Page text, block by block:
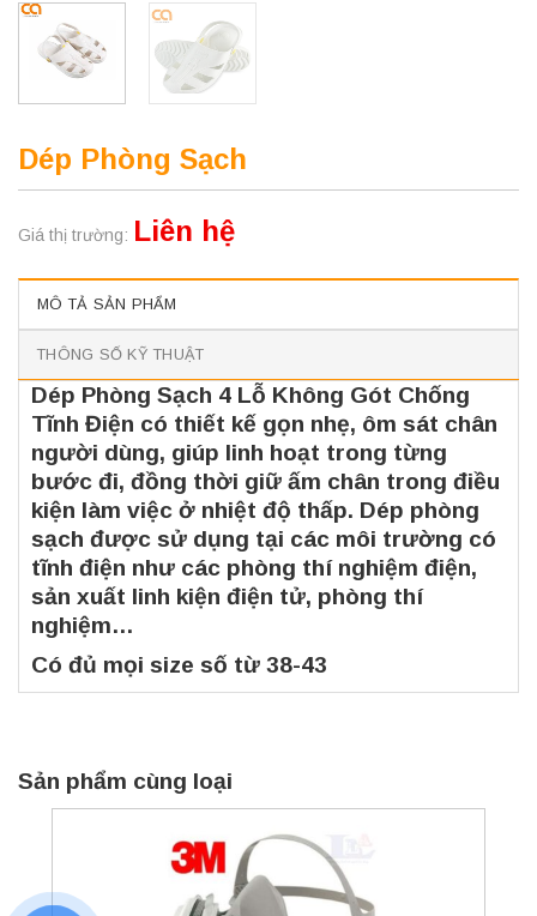
Dép Phòng Sạch
Giá thị trường: Liên hệ
MÔ TẢ SẢN PHẨM
THÔNG SỐ KỸ THUẬT
Dép Phòng Sạch 4 Lỗ Không Gót Chống
Tĩnh Điện có thiết kế gọn nhẹ, ôm sát chân
người dùng, giúp linh hoạt trong từng
bước đi, đồng thời giữ ấm chân trong điều
kiện làm việc ở nhiệt độ thấp. Dép phòng
sạch được sử dụng tại các môi trường có
tĩnh điện như các phòng thí nghiệm điện,
sản xuất linh kiện điện tử, phòng thí
nghiệm…
Có đủ mọi size số từ 38-43
Sản phẩm cùng loại